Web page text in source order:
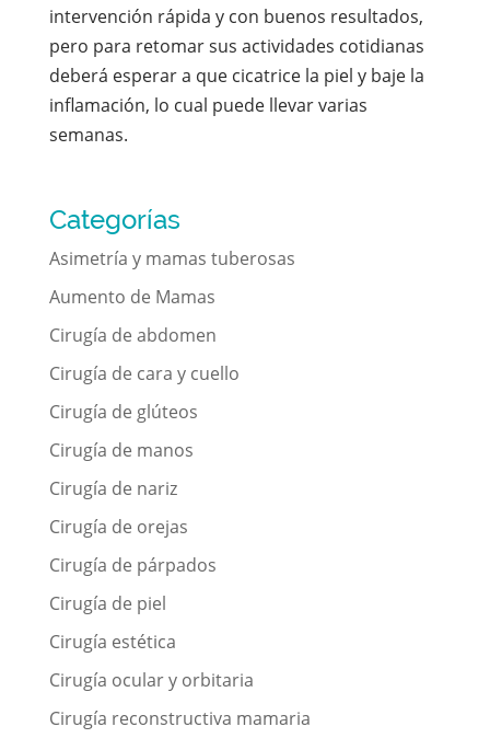
intervención rápida y con buenos resultados,
pero para retomar sus actividades cotidianas
deberá esperar a que cicatrice la piel y baje la
inflamación, lo cual puede llevar varias
semanas.
Categorías
Asimetría y mamas tuberosas
Aumento de Mamas
Cirugía de abdomen
Cirugía de cara y cuello
Cirugía de glúteos
Cirugía de manos
Cirugía de nariz
Cirugía de orejas
Cirugía de párpados
Cirugía de piel
Cirugía estética
Cirugía ocular y orbitaria
Cirugía reconstructiva mamaria